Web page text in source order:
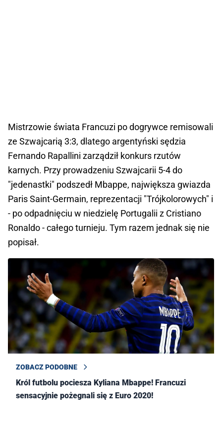
Mistrzowie świata Francuzi po dogrywce remisowali
ze Szwajcarią 3:3, dlatego argentyński sędzia
Fernando Rapallini zarządził konkurs rzutów
karnych. Przy prowadzeniu Szwajcarii 5-4 do
"jedenastki" podszedł Mbappe, największa gwiazda
Paris Saint-Germain, reprezentacji "Trójkolorowych" i
- po odpadnięciu w niedzielę Portugalii z Cristiano
Ronaldo - całego turnieju. Tym razem jednak się nie
popisał.
ZOBACZ PODOBNE
Król futbolu pociesza Kyliana Mbappe! Francuzi
sensacyjnie pożegnali się z Euro 2020!